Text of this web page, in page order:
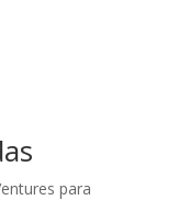
para